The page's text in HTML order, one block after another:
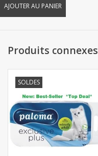
AJOUTER AU PANIER
Produits connexes
SOLDES